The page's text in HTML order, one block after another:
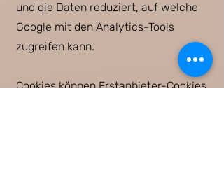
und die Daten reduziert, auf welche
Google mit den Analytics-Tools
zugreifen kann.
Cookies können Erstanbieter-Cookies